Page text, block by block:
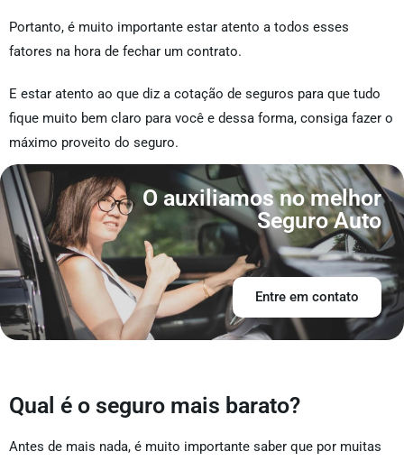
Portanto, é muito importante estar atento a todos esses
fatores na hora de fechar um contrato.
E estar atento ao que diz a cotação de seguros para que tudo
fique muito bem claro para você e dessa forma, consiga fazer o
máximo proveito do seguro.
O auxiliamos no melhor
Seguro Auto
Entre em contato
Qual é o seguro mais barato?
Antes de mais nada, é muito importante saber que por muitas